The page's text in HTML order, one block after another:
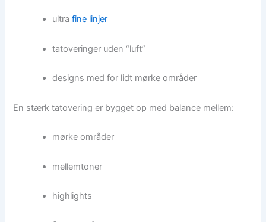
ultrafine linjer
tatoveringer uden “luft”
designs med for lidt mørke områder
En stærk tatovering er bygget op med balance mellem:
mørke områder
mellemtoner
highlights